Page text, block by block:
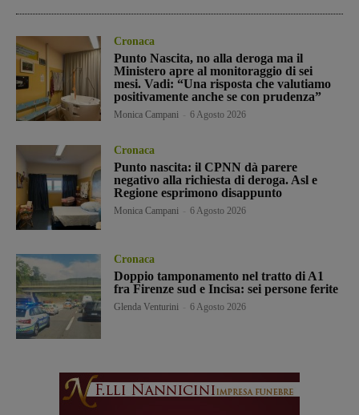
Cronaca
Punto Nascita, no alla deroga ma il
Ministero apre al monitoraggio di sei
mesi. Vadi: “Una risposta che valutiamo
positivamente anche se con prudenza”
Monica Campani 6 Agosto 2026
Cronaca
Punto nascita: il CPNN dà parere
negativo alla richiesta di deroga. Asl e
Regione esprimono disappunto
Monica Campani 6 Agosto 2026
Cronaca
Doppio tamponamento nel tratto di A1
fra Firenze sud e Incisa: sei persone ferite
Glenda Venturini 6 Agosto 2026